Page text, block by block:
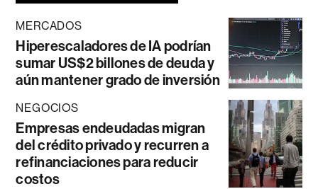
MERCADOS
Hiperescaladores de IA podrían
sumar US$2 billones de deuda y
aún mantener grado de inversión
NEGOCIOS
Empresas endeudadas migran
del crédito privado y recurren a
refinanciaciones para reducir
costos